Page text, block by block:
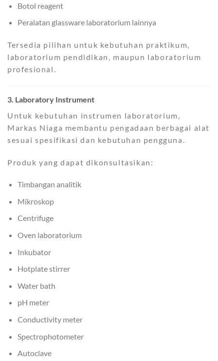
Botol reagent
Peralatan glassware laboratorium lainnya
Tersedia pilihan untuk kebutuhan praktikum,
laboratorium pendidikan, maupun laboratorium
profesional.
3. Laboratory Instrument
Untuk kebutuhan instrumen laboratorium,
Markas Niaga membantu pengadaan berbagai alat
sesuai spesifikasi dan kebutuhan pengguna.
Produk yang dapat dikonsultasikan:
Timbangan analitik
Mikroskop
Centrifuge
Oven laboratorium
Inkubator
Hotplate stirrer
Water bath
pH meter
Conductivity meter
Spectrophotometer
Autoclave